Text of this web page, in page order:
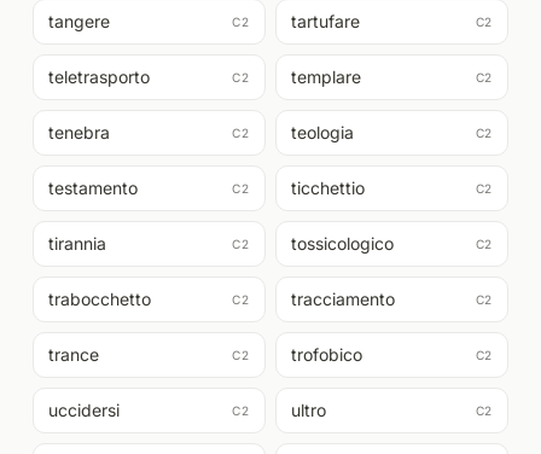
tangere C2 tartufare C2
teletrasporto C2 templare C2
tenebra C2 teologia C2
testamento C2 ticchettio C2
tirannia C2 tossicologico C2
trabocchetto C2 tracciamento C2
trance C2 trofobico C2
uccidersi C2 ultro C2